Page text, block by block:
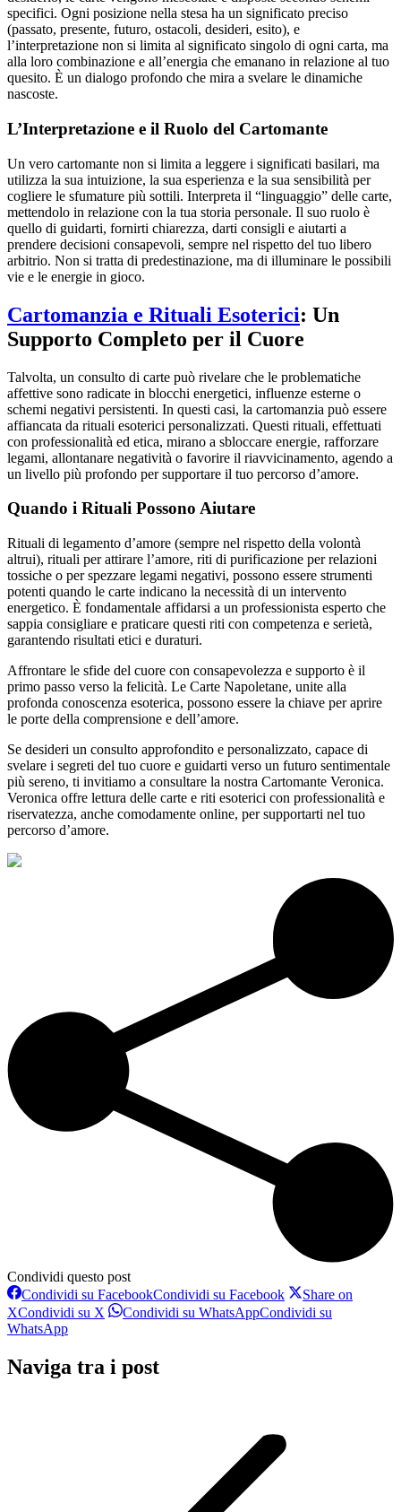
specifici. Ogni posizione nella stesa ha un significato preciso
(passato, presente, futuro, ostacoli, desideri, esito), e
l’interpretazione non si limita al significato singolo di ogni carta, ma
alla loro combinazione e all’energia che emanano in relazione al tuo
quesito. È un dialogo profondo che mira a svelare le dinamiche
nascoste.
L’Interpretazione e il Ruolo del Cartomante
Un vero cartomante non si limita a leggere i significati basilari, ma
utilizza la sua intuizione, la sua esperienza e la sua sensibilità per
cogliere le sfumature più sottili. Interpreta il “linguaggio” delle carte,
mettendolo in relazione con la tua storia personale. Il suo ruolo è
quello di guidarti, fornirti chiarezza, darti consigli e aiutarti a
prendere decisioni consapevoli, sempre nel rispetto del tuo libero
arbitrio. Non si tratta di predestinazione, ma di illuminare le possibili
vie e le energie in gioco.
Cartomanzia e Rituali Esoterici: Un
Supporto Completo per il Cuore
Talvolta, un consulto di carte può rivelare che le problematiche
affettive sono radicate in blocchi energetici, influenze esterne o
schemi negativi persistenti. In questi casi, la cartomanzia può essere
affiancata da rituali esoterici personalizzati. Questi rituali, effettuati
con professionalità ed etica, mirano a sbloccare energie, rafforzare
legami, allontanare negatività o favorire il riavvicinamento, agendo a
un livello più profondo per supportare il tuo percorso d’amore.
Quando i Rituali Possono Aiutare
Rituali di legamento d’amore (sempre nel rispetto della volontà
altrui), rituali per attirare l’amore, riti di purificazione per relazioni
tossiche o per spezzare legami negativi, possono essere strumenti
potenti quando le carte indicano la necessità di un intervento
energetico. È fondamentale affidarsi a un professionista esperto che
sappia consigliare e praticare questi riti con competenza e serietà,
garantendo risultati etici e duraturi.
Affrontare le sfide del cuore con consapevolezza e supporto è il
primo passo verso la felicità. Le Carte Napoletane, unite alla
profonda conoscenza esoterica, possono essere la chiave per aprire
le porte della comprensione e dell’amore.
Se desideri un consulto approfondito e personalizzato, capace di
svelare i segreti del tuo cuore e guidarti verso un futuro sentimentale
più sereno, ti invitiamo a consultare la nostra Cartomante Veronica.
Veronica offre lettura delle carte e riti esoterici con professionalità e
riservatezza, anche comodamente online, per supportarti nel tuo
percorso d’amore.
Condividi questo post
Condividi su FacebookCondividi su Facebook
Share on
XCondividi su X Condividi su WhatsAppCondividi su
WhatsApp
Naviga tra i post